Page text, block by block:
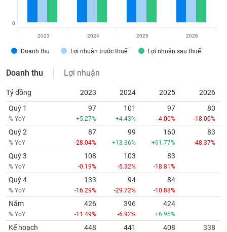
Doanh thu Lợi nhuận trước thuế Lợi nhuận sau thuế
0
2023 2024 2025 2026
Doanh thu Lợi nhuận
Tỷ đồng 2023 2024 2025
2026
Quý 1
% YoY
97
+5.27%
101
+4.43%
97
-4.00%
80
-18.00%
Quý 2
% YoY
87
-28.04%
99
+13.36%
160
+61.77%
83
-48.37%
Quý 3
% YoY
108
-0.19%
103
-5.32%
83
-18.81%
Quý 4
% YoY
133
-16.29%
94
-29.72%
84
-10.88%
Năm
% YoY
426
-11.49%
396
-6.92%
424
+6.95%
Kế hoạch 448 441 408 338